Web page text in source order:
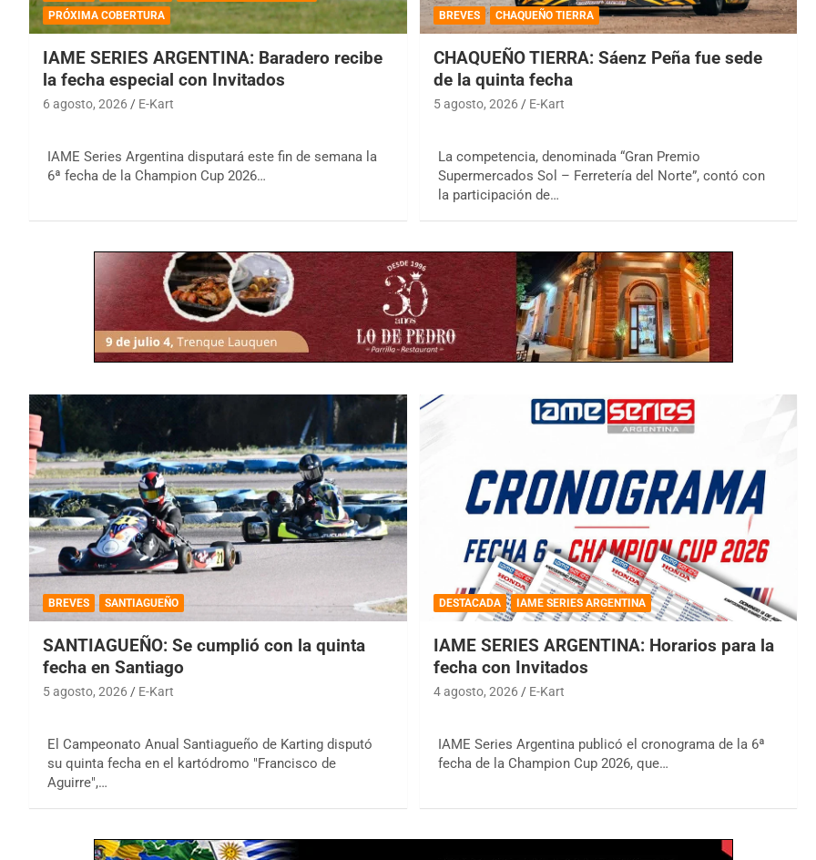
PRÓXIMA COBERTURA
IAME SERIES ARGENTINA: Baradero recibe
la fecha especial con Invitados
6 agosto, 2026 E-Kart
IAME Series Argentina disputará este fin de semana la
6ª fecha de la Champion Cup 2026…
BREVES CHAQUEÑO TIERRA
CHAQUEÑO TIERRA: Sáenz Peña fue sede
de la quinta fecha
5 agosto, 2026 E-Kart
La competencia, denominada “Gran Premio
Supermercados Sol – Ferretería del Norte”, contó con
la participación de…
BREVES SANTIAGUEÑO
SANTIAGUEÑO: Se cumplió con la quinta
fecha en Santiago
5 agosto, 2026 E-Kart
El Campeonato Anual Santiagueño de Karting disputó
su quinta fecha en el kartódromo "Francisco de
Aguirre",…
DESTACADA IAME SERIES ARGENTINA
IAME SERIES ARGENTINA: Horarios para la
fecha con Invitados
4 agosto, 2026 E-Kart
IAME Series Argentina publicó el cronograma de la 6ª
fecha de la Champion Cup 2026, que…